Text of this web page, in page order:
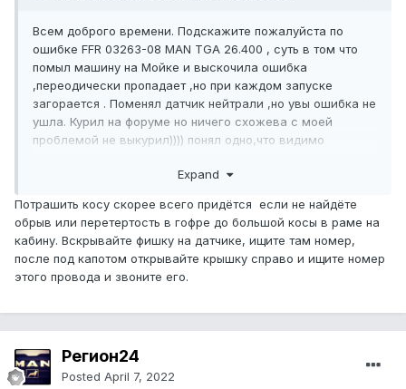
Всем доброго времени. Подскажите пожалуйста по
ошибке FFR 03263-08 MAN TGA 26.400 , суть в том что
помыл машину на Мойке и выскочила ошибка
,переодически пропадает ,но при каждом запуске
загорается . Поменял датчик нейтрали ,но увы ошибка не
ушла. Курил на форуме но ничего схожева с моей
проблемой не выкурил)))) понял одно,что видимо
блока(какого блока?) на форуме не оговорили. Самое
Hard67
ffr.doc
1/u041c/u0411
Незнаю по каким причинам, а так же файл с кодами
расшифровок.
при данной ошибке
Expand
Потрашить косу скорее всего придётся если не найдёте
обрыв или перетертость в гофре до большой косы в раме на
кабину. Вскрывайте фишку на датчике, ищите там номер,
после под капотом открывайте крышку справо и ищите номер
этого провода и звоните его.
Регион24
Posted April 7, 2022